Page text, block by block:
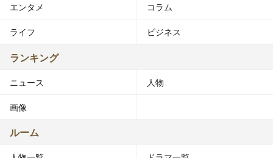
エンタメ コラム
ライフ ビジネス
ランキング
ニュース 人物
画像
ルーム